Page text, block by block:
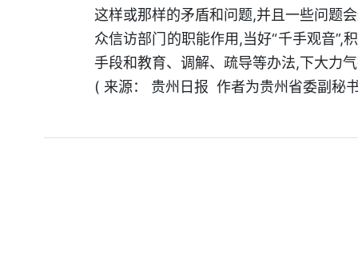
这样或那样的矛盾和问题,并且一些问题
众信访部门的职能作用,当好“千手观音”,
手段和教育、调解、疏导等办法,下大力
( 来源： 贵州日报 作者为贵州省委副秘